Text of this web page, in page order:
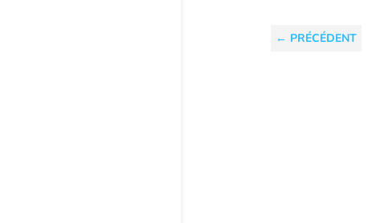
← PRÉCÉDENT